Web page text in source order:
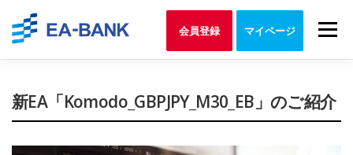
content
Menu
会員登録 マイページ
新EA「Komodo_GBPJPY_M30_EB」のご紹介